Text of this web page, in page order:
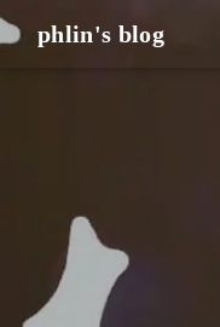
phlin's blog